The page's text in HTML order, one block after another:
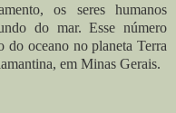
os seres humanos
do mar. Esse número
do oceano no planeta Terra
em Minas Gerais.